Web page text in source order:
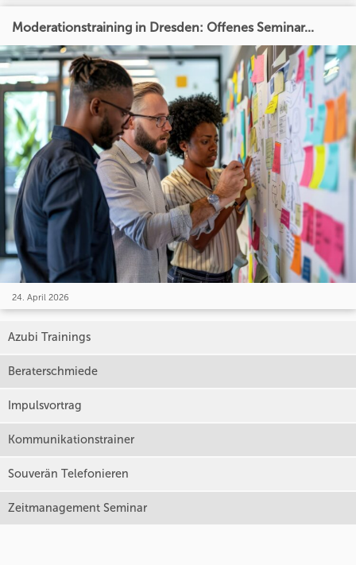
Moderationstraining in Dresden: Offenes Seminar...
24. April 2026
Azubi Trainings
Beraterschmiede
Impulsvortrag
Kommunikationstrainer
Souverän Telefonieren
Zeitmanagement Seminar